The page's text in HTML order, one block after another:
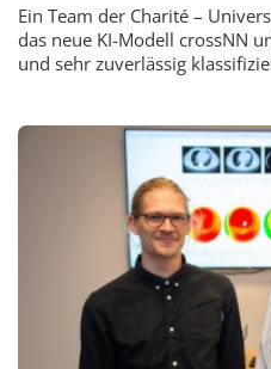
Ein Team der Charité –
das neue KI-Modell crossNN
und sehr zuverlässig